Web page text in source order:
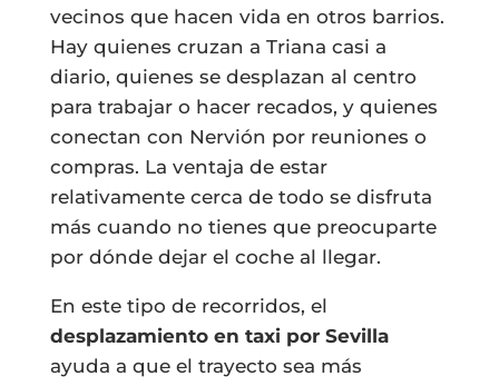
vecinos que hacen vida en otros barrios.
Hay quienes cruzan a Triana casi a
diario, quienes se desplazan al centro
para trabajar o hacer recados, y quienes
conectan con Nervión por reuniones o
compras. La ventaja de estar
relativamente cerca de todo se disfruta
más cuando no tienes que preocuparte
por dónde dejar el coche al llegar.
En este tipo de recorridos, el
desplazamiento en taxi por Sevilla
ayuda a que el trayecto sea más